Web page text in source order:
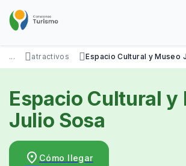
contenido
SOBRE NOSOTROS
DISFRUTÁ
VISITÁ
DATOS ÚTILES
... atractivos Espacio Cultural y Museo
Espacio Cultural y
Julio Sosa
place Cómo llegar